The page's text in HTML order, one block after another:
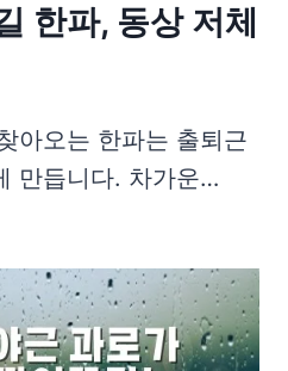
한파, 동상 저체
아오는 한파는 출퇴근
만듭니다. 차가운…